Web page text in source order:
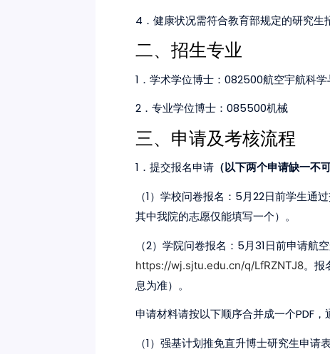
4 ．健康状况需符合教育部规定的研究生
二、招生专业
1 ．学术学位博士：082500航空宇航科学
2 ．专业学位博士：085500机械
三、申请及考核流程
1 ．提交报名申请 （以下两个申请缺一不可
（1）学校问卷报名： 5 月22日前学生通
其中我院的志愿仅能填写一个）。
（2）学院问卷报名： 5 月31日前申请航
https://wj.sjtu.edu.cn/q/LfRZNTJ8。报
息为准）。
申请材料请按以下顺序合并成一个PDF
（1）强基计划推免直升博士研究生申请